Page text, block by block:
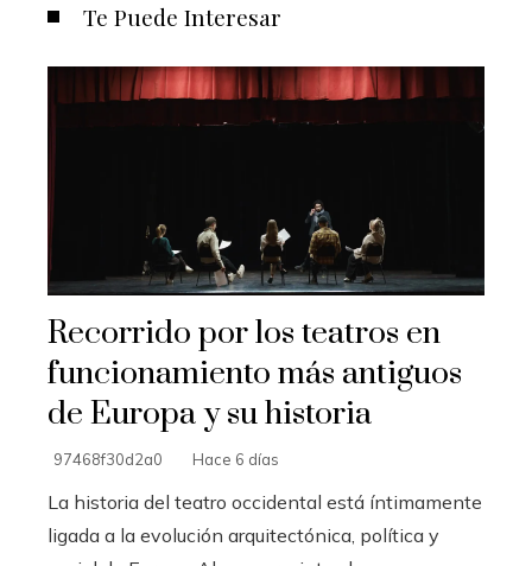
Te Puede Interesar
Recorrido por los teatros en
funcionamiento más antiguos
de Europa y su historia
97468f30d2a0 Hace 6 días
La historia del teatro occidental está íntimamente
ligada a la evolución arquitectónica, política y